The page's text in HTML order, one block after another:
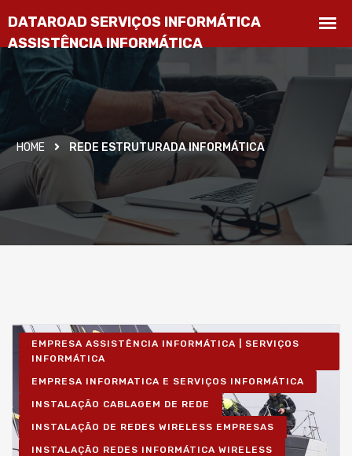
HOME REDE ESTRUTURADA INFORMÁTICA
EMPRESA ASSISTÊNCIA INFORMÁTICA | SERVIÇOS
INFORMÁTICA
EMPRESA INFORMATICA E SERVIÇOS INFORMÁTICA
INSTALAÇÃO CABLAGEM DE REDE
INSTALAÇÃO DE REDES WIRELESS EMPRESAS
INSTALAÇÃO REDES INFORMÁTICA WIRELESS